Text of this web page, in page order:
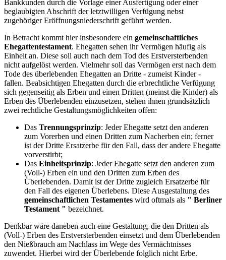
Bankkunden durch die Vorlage einer Ausfertigung oder einer
beglaubigten Abschrift der letztwilligen Verfügung nebst
zugehöriger Eröffnungsniederschrift geführt werden.
In Betracht kommt hier insbesondere ein gemeinschaftliches
Ehegattentestament. Ehegatten sehen ihr Vermögen häufig als
Einheit an. Diese soll auch nach dem Tod des Erstversterbenden
nicht aufgelöst werden. Vielmehr soll das Vermögen erst nach dem
Tode des überlebenden Ehegatten an Dritte - zumeist Kinder -
fallen. Beabsichtigen Ehegatten durch die erbrechtliche Verfügung
sich gegenseitig als Erben und einen Dritten (meinst die Kinder) als
Erben des Überlebenden einzusetzen, stehen ihnen grundsätzlich
zwei rechtliche Gestaltungsmöglichkeiten offen:
Das Trennungsprinzip: Jeder Ehegatte setzt den anderen
zum Vorerben und einen Dritten zum Nacherben ein; ferner
ist der Dritte Ersatzerbe für den Fall, dass der andere Ehegatte
vorverstirbt;
Das Einheitsprinzip: Jeder Ehegatte setzt den anderen zum
(Voll-) Erben ein und den Dritten zum Erben des
Überlebenden. Damit ist der Dritte zugleich Ersatzerbe für
den Fall des eigenen Überlebens. Diese Ausgestaltung des
gemeinschaftlichen Testamentes wird oftmals als " Berliner
Testament " bezeichnet.
Denkbar wäre daneben auch eine Gestaltung, die den Dritten als
(Voll-) Erben des Erstversterbenden einsetzt und dem Überlebenden
den Nießbrauch am Nachlass im Wege des Vermächtnisses
zuwendet. Hierbei wird der Überlebende folglich nicht Erbe.